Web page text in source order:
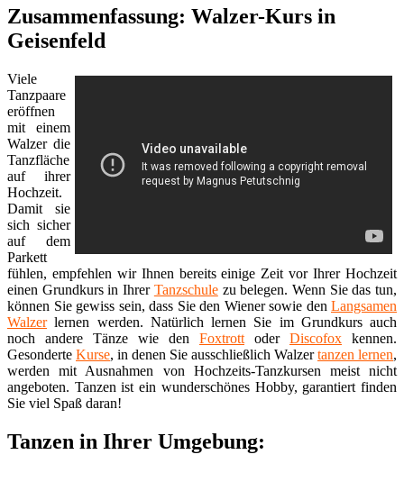
Zusammenfassung: Walzer-Kurs in
Geisenfeld
Viele
Tanzpaare
eröffnen
mit einem
Walzer die
Tanzfläche
auf ihrer
Hochzeit.
Damit sie
sich sicher
auf dem
Parkett
fühlen, empfehlen wir Ihnen bereits einige Zeit vor Ihrer Hochzeit
einen Grundkurs in Ihrer Tanzschulezu belegen. Wenn Sie das tun,
können Sie gewiss sein, dass Sie den Wiener sowie den Langsamen
Walzerlernen werden. Natürlich lernen Sie im Grundkurs auch
noch andere Tänze wie den Foxtrott oder Discofox kennen.
Gesonderte Kurse, in denen Sie ausschließlich Walzertanzen lernen,
werden mit Ausnahmen von Hochzeits-Tanzkursen meist nicht
angeboten. Tanzen ist ein wunderschönes Hobby, garantiert finden
Sie viel Spaß daran!
Tanzen in Ihrer Umgebung: